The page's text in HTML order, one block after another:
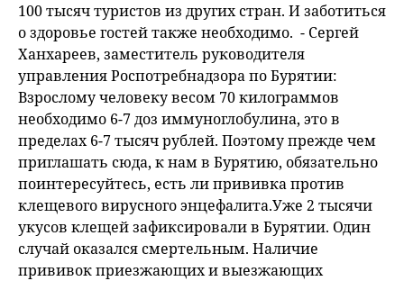
100 тысяч туристов из других стран. И заботиться
о здоровье гостей также необходимо. - Сергей
Ханхареев, заместитель руководителя
управления Роспотребнадзора по Бурятии:
Взрослому человеку весом 70 килограммов
необходимо 6-7 доз иммуноглобулина, это в
пределах 6-7 тысяч рублей. Поэтому прежде чем
приглашать сюда, к нам в Бурятию, обязательно
поинтересуйтесь, есть ли прививка против
клещевого вирусного энцефалита.Уже 2 тысячи
укусов клещей зафиксировали в Бурятии. Один
случай оказался смертельным. Наличие
прививок приезжающих и выезжающих